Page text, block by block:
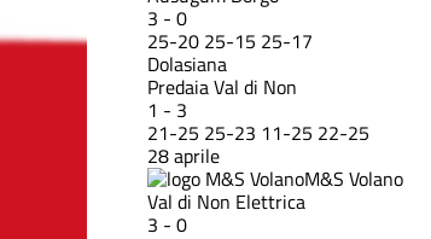
3 - 0
25-20 25-15 25-17
Dolasiana
Predaia Val di Non
1 - 3
21-25 25-23 11-25 22-25
28 aprile
M&S Volano
Val di Non Elettrica
3 - 0